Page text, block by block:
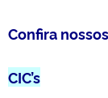
Confira
CIC’s